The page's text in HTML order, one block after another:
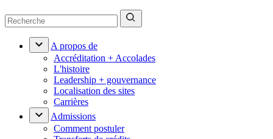
A propos de
Accréditation + Accolades
L'histoire
Leadership + gouvernance
Localisation des sites
Carrières
Admissions
Comment postuler